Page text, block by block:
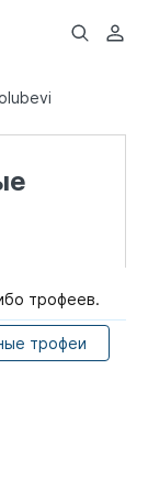
трофеев.
трофеи